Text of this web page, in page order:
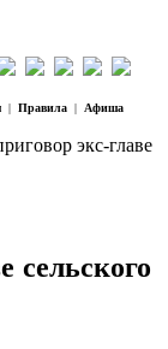
| Правила | Афиша
экс-главе
сельского